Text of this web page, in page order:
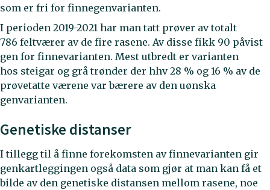
som er fri for finnegenvarianten.
I perioden 2019-2021 har man tatt prøver av totalt
786 feltværer av de fire rasene. Av disse fikk 90 påvist
gen for finnevarianten. Mest utbredt er varianten
hos steigar og grå trønder der hhv 28 % og 16 % av de
prøvetatte værene var bærere av den uønska
genvarianten.
Genetiske distanser
I tillegg til å finne forekomsten av finnevarianten gir
genkartleggingen også data som gjør at man kan få et
bilde av den genetiske distansen mellom rasene, noe